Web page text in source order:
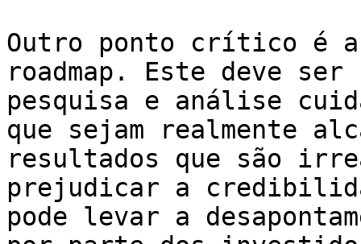
Outro ponto crítico é a
roadmap. Este deve ser
pesquisa e análise
que sejam realmente
resultados que são
prejudicar a
pode levar a